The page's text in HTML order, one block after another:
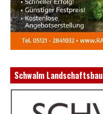
Schwalm Landschaftsbau